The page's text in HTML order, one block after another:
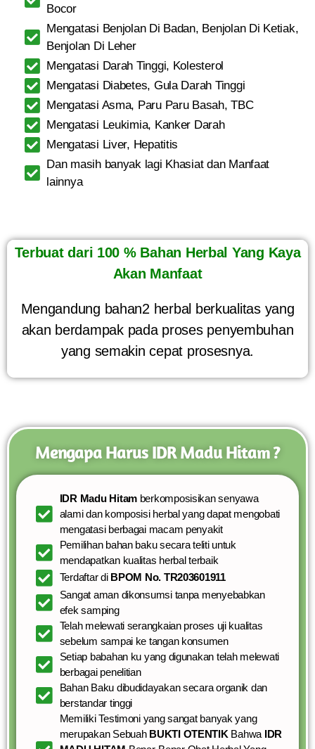
Bocor
Mengatasi Benjolan Di Badan, Benjolan Di Ketiak,
Benjolan Di Leher
Mengatasi Darah Tinggi, Kolesterol
Mengatasi Diabetes, Gula Darah Tinggi
Mengatasi Asma, Paru Paru Basah, TBC
Mengatasi Leukimia, Kanker Darah
Mengatasi Liver, Hepatitis
Dan masih banyak lagi Khasiat dan Manfaat
lainnya
Terbuat dari 100 % Bahan Herbal Yang Kaya
Akan Manfaat
Mengandung bahan2 herbal berkualitas yang
akan berdampak pada proses penyembuhan
yang semakin cepat prosesnya.
Mengapa Harus IDR Madu Hitam ?
IDR Madu Hitamberkomposisikan senyawa
alami dan komposisi herbal yang dapat mengobati
mengatasi berbagai macam penyakit
Pemilihan bahan baku secara teliti untuk
mendapatkan kualitas herbal terbaik
Terdaftar di BPOM No. TR203601911
Sangat aman dikonsumsi tanpa menyebabkan
efek samping
Telah melewati serangkaian proses uji kualitas
sebelum sampai ke tangan konsumen
Setiap babahan ku yang digunakan telah melewati
berbagai penelitian
Bahan Baku dibudidayakan secara organik dan
berstandar tinggi
Memiliki Testimoni yang sangat banyak yang
merupakan Sebuah BUKTI OTENTIK Bahwa IDR